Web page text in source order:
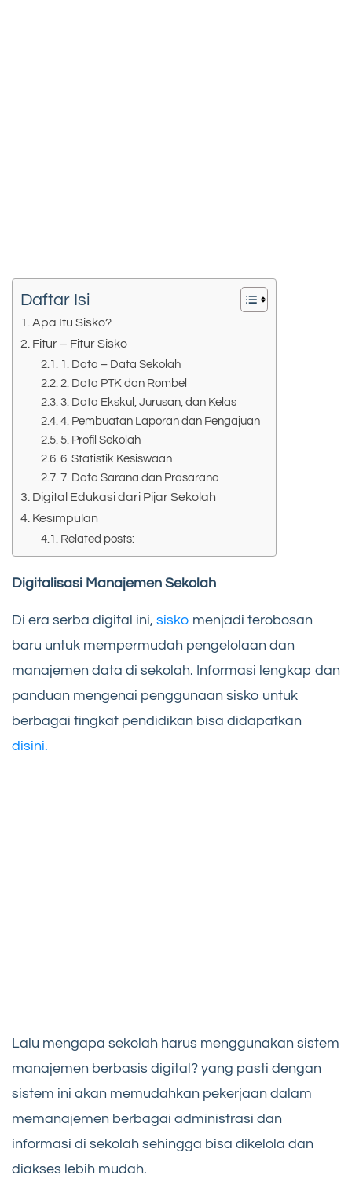
Daftar Isi
Apa Itu Sisko?
Fitur – Fitur Sisko
1. Data – Data Sekolah
2. Data PTK dan Rombel
3. Data Ekskul, Jurusan, dan Kelas
4. Pembuatan Laporan dan Pengajuan
5. Profil Sekolah
6. Statistik Kesiswaan
7. Data Sarana dan Prasarana
Digital Edukasi dari Pijar Sekolah
Kesimpulan
Related posts:
Digitalisasi Manajemen Sekolah
Di era serba digital ini, sisko menjadi terobosan
baru untuk mempermudah pengelolaan dan
manajemen data di sekolah. Informasi lengkap dan
panduan mengenai penggunaan sisko untuk
berbagai tingkat pendidikan bisa didapatkan
disini.
Lalu mengapa sekolah harus menggunakan sistem
manajemen berbasis digital? yang pasti dengan
sistem ini akan memudahkan pekerjaan dalam
memanajemen berbagai administrasi dan
informasi di sekolah sehingga bisa dikelola dan
diakses lebih mudah.